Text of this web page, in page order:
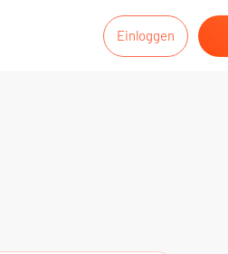
Einloggen